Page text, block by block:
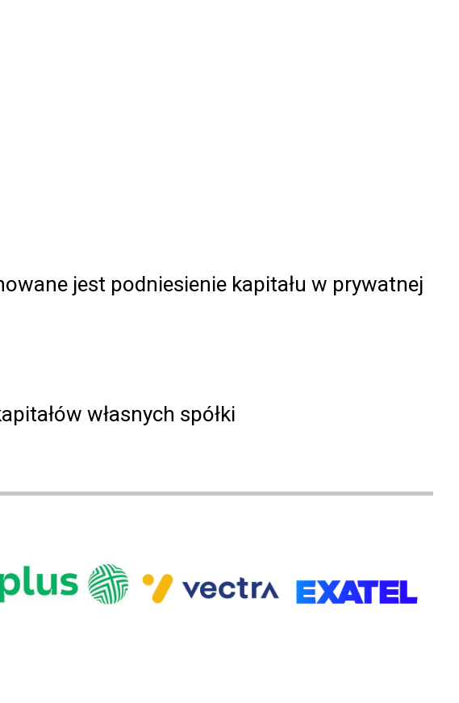
jest podniesienie kapitału w prywatnej
własnych spółki